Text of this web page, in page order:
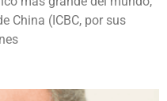
China (ICBC, por sus